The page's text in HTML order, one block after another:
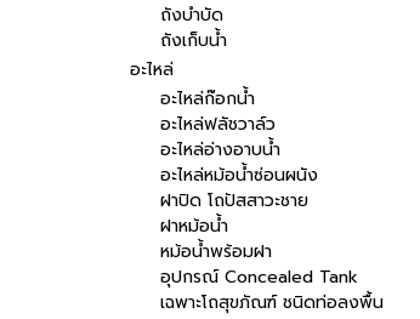
ถังบำบัด
ถังเก็บน้ำ
อะไหล่
อะไหล่ก๊อกน้ำ
อะไหล่ฟลัชวาล์ว
อะไหล่อ่างอาบน้ำ
อะไหล่หม้อน้ำซ่อนผนัง
ฝาปิด โถปัสสาวะชาย
ฝาหม้อน้ำ
หม้อน้ำพร้อมฝา
อุปกรณ์ Concealed Tank
เฉพาะโถสุขภัณฑ์ ชนิดท่อลงพื้น